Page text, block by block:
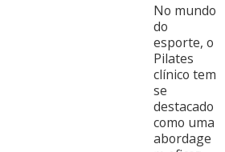
No mundo
do
esporte, o
Pilates
clínico tem
se
destacado
como uma
abordage